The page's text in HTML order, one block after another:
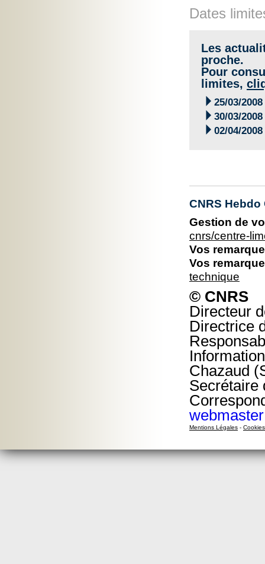
Dates
Les
proche.
Pour
limites,
 25/03/2008
 30/03/2008
 02/04/2008
CNRS
Gestion de
cnrs/centre-
Vos
Vos
technique
© CNRS
Directeur
Directrice
Chazaud
Secrétaire
Mentions Légales - Cookies